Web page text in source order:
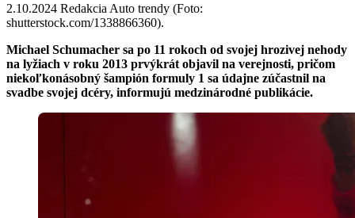
2.10.2024 Redakcia Auto trendy (Foto:
shutterstock.com/1338866360).
Michael Schumacher sa po 11 rokoch od svojej hrozivej nehody
na lyžiach v roku 2013 prvýkrát objavil na verejnosti, pričom
niekoľkonásobný šampión formuly 1 sa údajne zúčastnil na
svadbe svojej dcéry, informujú medzinárodné publikácie.